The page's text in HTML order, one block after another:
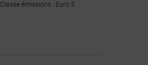
Classe émissions : Euro 5